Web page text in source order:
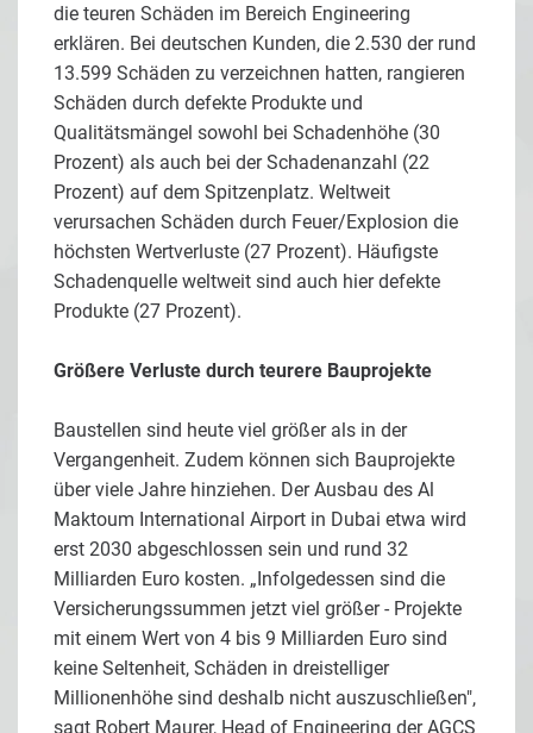
die teuren Schäden im Bereich Engineering
erklären. Bei deutschen Kunden, die 2.530 der rund
13.599 Schäden zu verzeichnen hatten, rangieren
Schäden durch defekte Produkte und
Qualitätsmängel sowohl bei Schadenhöhe (30
Prozent) als auch bei der Schadenanzahl (22
Prozent) auf dem Spitzenplatz. Weltweit
verursachen Schäden durch Feuer/Explosion die
höchsten Wertverluste (27 Prozent). Häufigste
Schadenquelle weltweit sind auch hier defekte
Produkte (27 Prozent).
Größere Verluste durch teurere Bauprojekte
Baustellen sind heute viel größer als in der
Vergangenheit. Zudem können sich Bauprojekte
über viele Jahre hinziehen. Der Ausbau des Al
Maktoum International Airport in Dubai etwa wird
erst 2030 abgeschlossen sein und rund 32
Milliarden Euro kosten. „Infolgedessen sind die
Versicherungssummen jetzt viel größer - Projekte
mit einem Wert von 4 bis 9 Milliarden Euro sind
keine Seltenheit, Schäden in dreistelliger
Millionenhöhe sind deshalb nicht auszuschließen",
sagt Robert Maurer, Head of Engineering der AGCS